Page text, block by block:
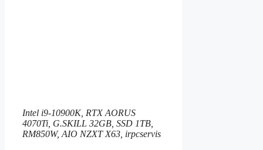
Intel i9-10900K, RTX AORUS
4070Ti, G.SKILL 32GB, SSD 1TB,
RM850W, AIO NZXT X63, irpcservis